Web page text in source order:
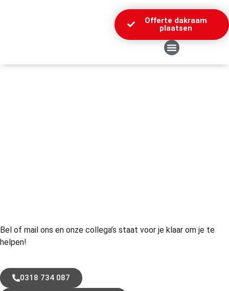
Offerte dakraam
plaatsen
Bel of mail ons en onze collega’s staat voor je klaar om je te
helpen!
0318 734 087